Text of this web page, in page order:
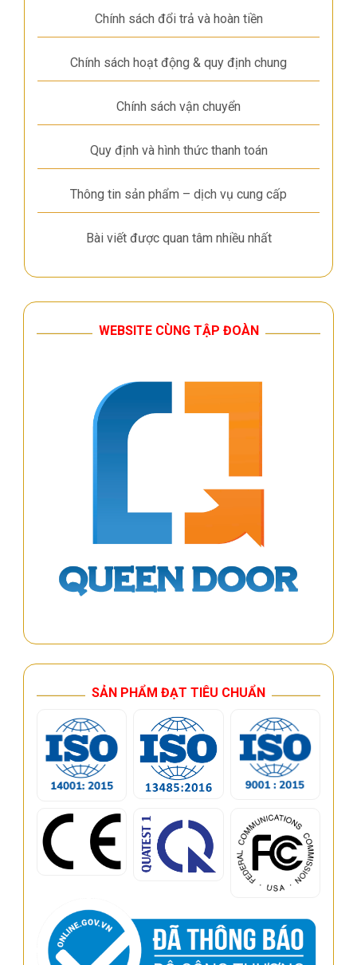
Chính sách đổi trả và hoàn tiền
Chính sách hoạt động & quy định chung
Chính sách vận chuyển
Quy định và hình thức thanh toán
Thông tin sản phẩm – dịch vụ cung cấp
Bài viết được quan tâm nhiều nhất
WEBSITE CÙNG TẬP ĐOÀN
SẢN PHẨM ĐẠT TIÊU CHUẨN